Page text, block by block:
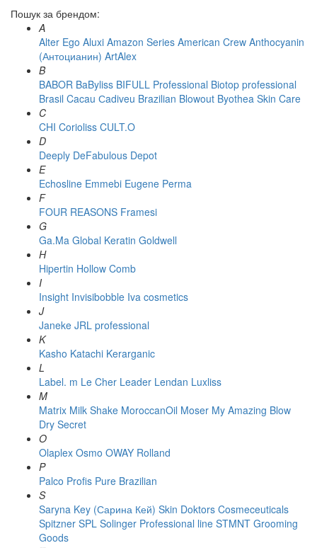
Пошук за брендом:
A
Alter Ego Aluxi Amazon Series American Crew Anthocyanin
(Антоцианин) ArtAlex
B
BABOR BaByliss BIFULL Professional Biotop professional
Brasil Cacau Сadiveu Brazilian Blowout Byothea Skin Care
C
CHI Corioliss CULT.O
D
Deeply DeFabulous Depot
E
Echosline Emmebi Eugene Perma
F
FOUR REASONS Framesi
G
Ga.Ma Global Keratin Goldwell
H
Hipertin Hollow Comb
I
Insight Invisibobble Iva cosmetics
J
Janeke JRL professional
K
Kasho Katachi Kerarganic
L
Label. m Le Cher Leader Lendan Luxliss
M
Matrix Milk Shake MoroccanOil Moser My Amazing Blow
Dry Secret
O
Olaplex Osmo OWAY Rolland
P
Palco Profis Pure Brazilian
S
Saryna Key (Сарина Кей) Skin Doktors Cosmeceuticals
Spitzner SPL Solinger Professional line STMNT Grooming
Goods